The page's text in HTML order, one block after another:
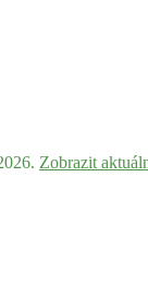
Zobrazit